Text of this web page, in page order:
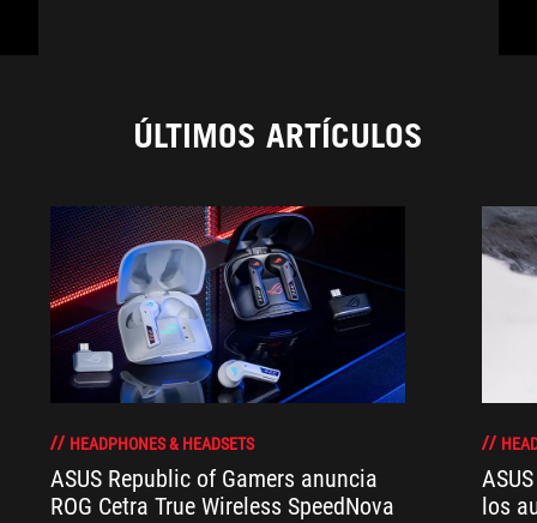
ÚLTIMOS ARTÍCULOS
HEADPHONES & HEADSETS
ASUS Republic of Gamers anuncia
ROG Cetra True Wireless SpeedNova
los